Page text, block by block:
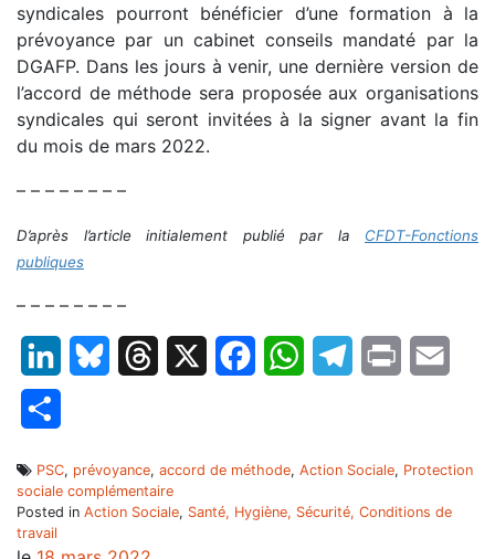
syndicales pourront bénéficier d’une formation à la
prévoyance par un cabinet conseils mandaté par la
DGAFP. Dans les jours à venir, une dernière version de
l’accord de méthode sera proposée aux organisations
syndicales qui seront invitées à la signer avant la fin
du mois de mars 2022.
– – – – – – – –
D’après l’article initialement publié par la CFDT-Fonctions
publiques
– – – – – – – –
LinkedInBluesky Threads FacebookWhatsAppTelegram
Print
PSC, prévoyance, accord de méthode, Action Sociale, Protection
sociale complémentaire
Posted in Action Sociale, Santé, Hygiène, Sécurité, Conditions de
travail